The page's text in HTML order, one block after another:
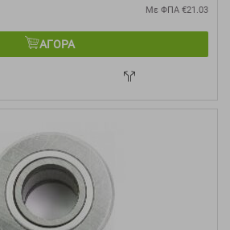
Με ΦΠΑ €21.03
ΑΓΟΡΑ